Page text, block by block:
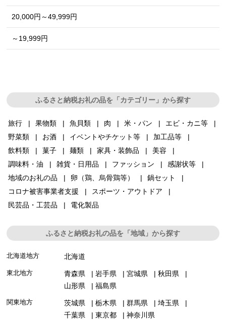
20,000円～49,999円
～19,999円
ふるさと納税お礼の品を「カテゴリー」から探す
旅行 果物類 魚貝類 肉 米・パン
エビ・カニ等
野菜類
お酒 イベントやチケット等
加工品等
飲料類
菓子 麺類 家具・装飾品
美容
調味料・油
雑貨・日用品 ファッション
感謝状等
地域のお礼の品
卵（鶏、烏骨鶏等）
鍋セット
コロナ被害事業者支援
スポーツ・アウトドア
民芸品・工芸品
電化製品
ふるさと納税お礼の品を「地域」から探す
北海道地方 北海道
東北地方 青森県 岩手県 宮城県
秋田県
山形県
福島県
関東地方 茨城県 栃木県 群馬県
埼玉県
千葉県
東京都 神奈川県